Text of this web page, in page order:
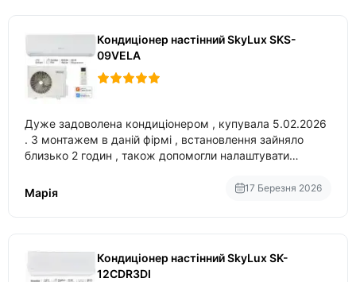
Кондиціонер настінний SkyLux SKS-
09VELA
Дуже задоволена кондиціонером , купувала 5.02.2026
. З монтажем в даній фірмі , встановлення зайняло
близько 2 годин , також допомогли налаштувати
Марія
17 Березня 2026
Кондиціонер настінний SkyLux SK-
12CDR3DI